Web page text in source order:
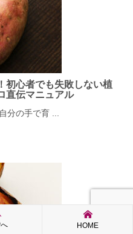
初心者でも失敗しない植
直伝マニュアル
分の手で育 ...
HOME